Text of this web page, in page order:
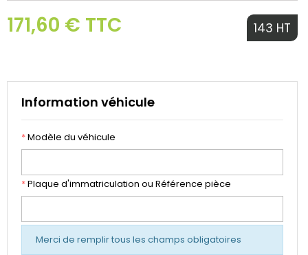
171,60 € TTC 143 HT
Information véhicule
*Modèle du véhicule
*Plaque d'immatriculation ou Référence pièce
Merci de remplir tous les champs obligatoires